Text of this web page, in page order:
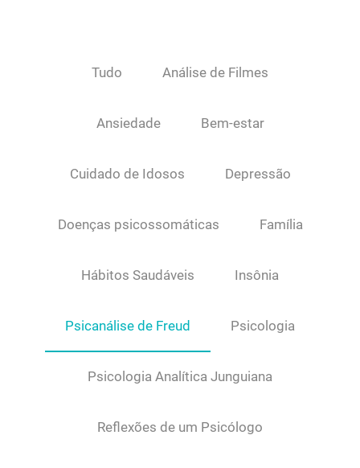
Tudo Análise de Filmes
Ansiedade Bem-estar
Cuidado de Idosos Depressão
Doenças psicossomáticas Família
Hábitos Saudáveis Insônia
Psicanálise de Freud Psicologia
Psicologia Analítica Junguiana
Reflexões de um Psicólogo